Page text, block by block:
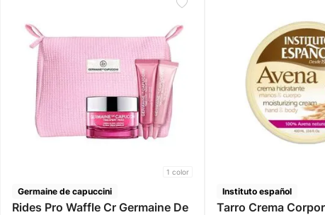
1 color
Germaine de capuccini
Rides Pro Waffle Cr Germaine De
Instituto español
Tarro Crema